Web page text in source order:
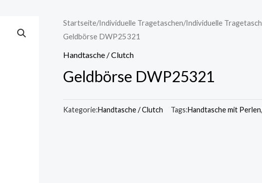
Startseite/Individuelle Tragetaschen/Individuelle
Geldbörse DWP25321
Handtasche / Clutch
Geldbörse DWP25321
Kategorie:Handtasche / Clutch Tags:Handtasche mit Perlen,